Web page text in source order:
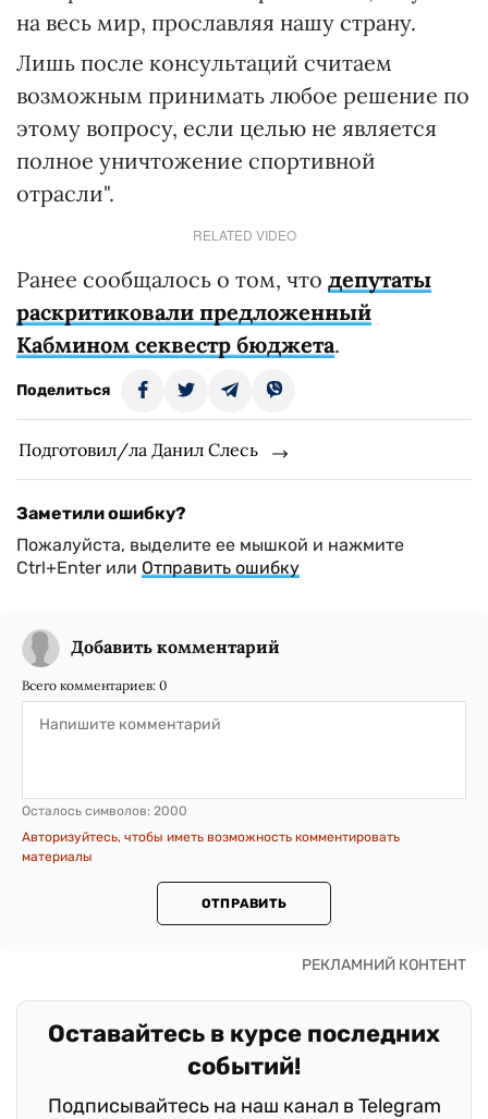
на весь мир, прославляя нашу страну.
Лишь после консультаций считаем
возможным принимать любое решение по
этому вопросу, если целью не является
полное уничтожение спортивной
отрасли".
RELATED VIDEO
Ранее сообщалось о том, что депутаты
раскритиковали предложенный
Кабмином секвестр бюджета.
Поделиться
Подготовил/ла Данил Слесь
Заметили ошибку?
Пожалуйста, выделите ее мышкой и нажмите
Ctrl+Enter или Отправить ошибку
Добавить комментарий
Всего комментариев: 0
Осталось символов: 2000
Авторизуйтесь, чтобы иметь возможность комментировать
материалы
ОТПРАВИТЬ
Оставайтесь в курсе последних
событий!
Подписывайтесь на наш канал в Telegram